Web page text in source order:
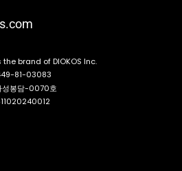
brand of DIOKOS Inc.
81-03083
성봉담-0070호